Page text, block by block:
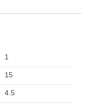
1
15
4.5